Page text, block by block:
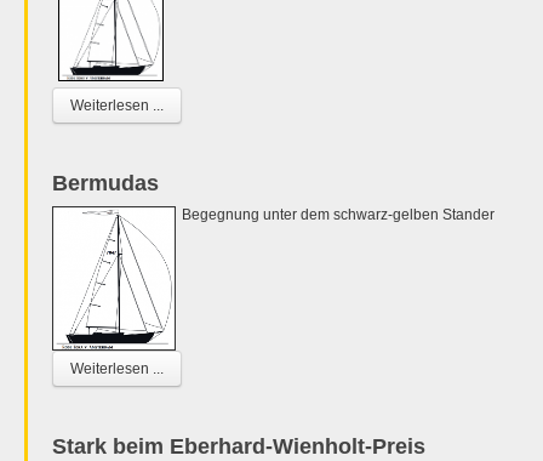
Weiterlesen ...
Bermudas
Begegnung unter dem schwarz-gelben Stander
Weiterlesen ...
Stark beim Eberhard-Wienholt-Preis